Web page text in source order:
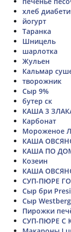
хлеб
йогурт
Таранка
Шницель
шарлотка
Жульен
Кальмар
творожник
Сыр 9%
бутер ск
КАША 3
Карбонат
Мороженое
КАША
КАША ПО
Козеин
КАША
СУП-ПЮРЕ
Сыр бри
Сыр
Пирожки
СУП-ПЮРЕ С